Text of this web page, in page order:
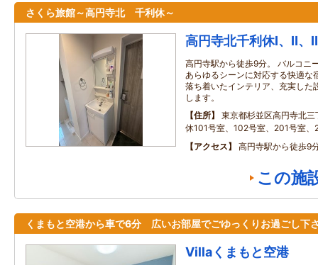
さくら旅館～高円寺北 千利休～
高円寺北千利休Ⅰ、Ⅱ
高円寺駅から徒歩9分。 バルコニ
あらゆるシーンに対応する快適な
落ち着いたインテリア、充実した
します。
住所
東京都杉並区高円寺北
休101号室、102号室、201号室、
アクセス
高円寺駅から徒歩9
この施
くまもと空港から車で6分 広いお部屋でごゆっくりお過ごし下
Villaくまもと空港